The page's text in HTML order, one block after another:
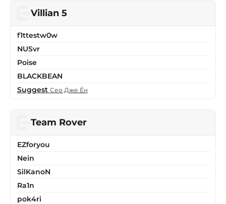
Villian 5
f1ttestw0w
NUSvr
Poise
BLACKBEAN
Suggest Сео Дже Ён
Team Rover
EZforyou
Nein
SilKanoN
Ra1n
pok4ri